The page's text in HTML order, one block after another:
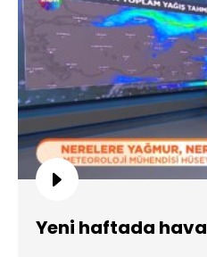
Yeni haftada